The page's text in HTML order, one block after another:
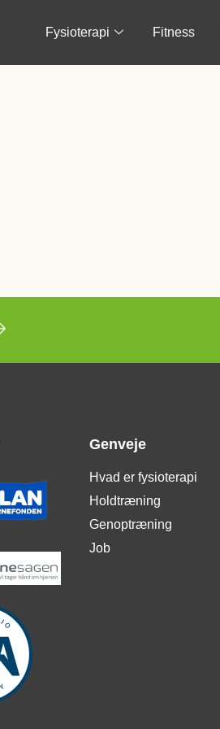
Fysioterapi Fitness
Genveje
Hvad er fysioterapi
Holdtræning
Genoptræning
Job